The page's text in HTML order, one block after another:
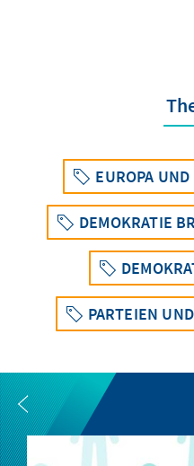
EUROPA
DEMOKRATIE
PARTEIEN